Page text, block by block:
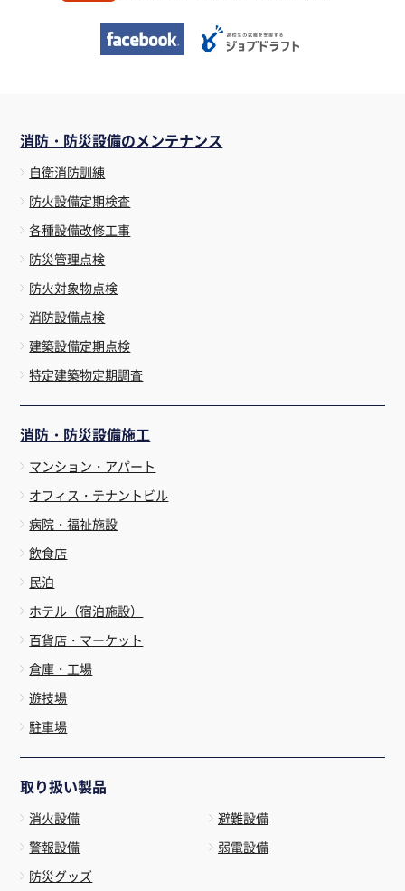
消防・防災設備のメンテナンス
自衛消防訓練
防火設備定期検査
各種設備改修工事
防災管理点検
防火対象物点検
消防設備点検
建築設備定期点検
特定建築物定期調査
消防・防災設備施工
マンション・アパート
オフィス・テナントビル
病院・福祉施設
飲食店
民泊
ホテル（宿泊施設）
百貨店・マーケット
倉庫・工場
遊技場
駐車場
取り扱い製品
消火設備
避難設備
警報設備
弱電設備
防災グッズ